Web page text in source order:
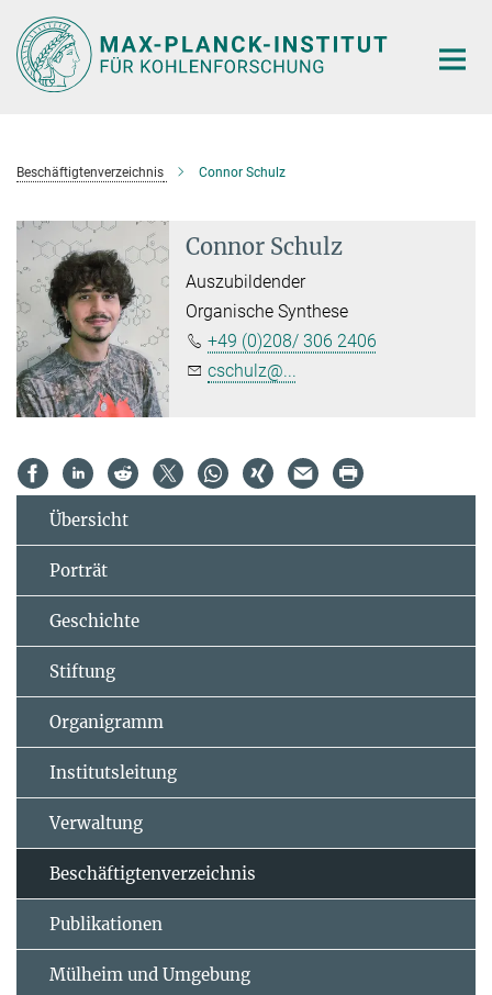
Hauptinhalt
Beschäftigtenverzeichnis Connor Schulz
Connor Schulz
Auszubildender
Organische Synthese
+49 (0)208/ 306 2406
cschulz@...
Übersicht
Porträt
Geschichte
Stiftung
Organigramm
Institutsleitung
Verwaltung
Beschäftigtenverzeichnis
Publikationen
Mülheim und Umgebung